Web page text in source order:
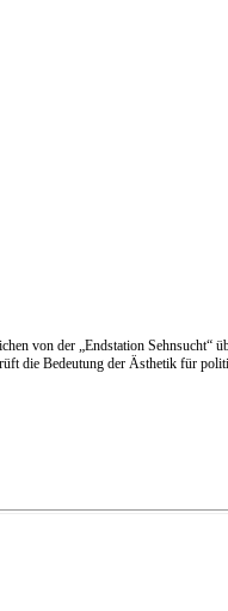
von der „Endstation Sehnsucht“
die Bedeutung der Ästhetik für